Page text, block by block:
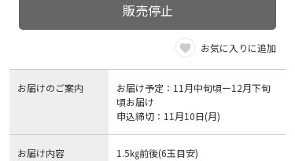
販売停止
お気に入りに追加
お届けのご案内
お届け予定：11月中旬頃ー12月下旬
頃お届け
申込締切：11月10日(月)
お届け内容 1.5㎏前後(6玉目安)